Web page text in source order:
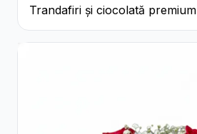
Trandafiri și ciocolată premium